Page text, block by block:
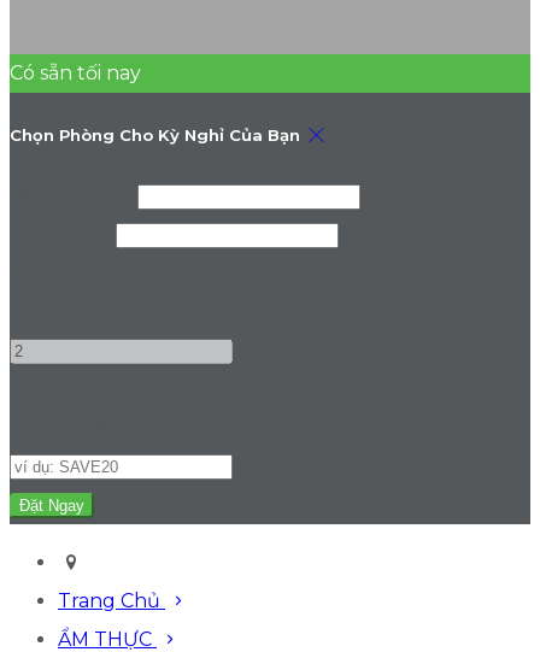
Có sẵn tối nay
Chọn Phòng Cho Kỳ Nghỉ Của Bạn
Trang Chủ
ẨM THỰC